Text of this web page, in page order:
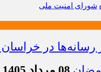
شورای امنیت ملی